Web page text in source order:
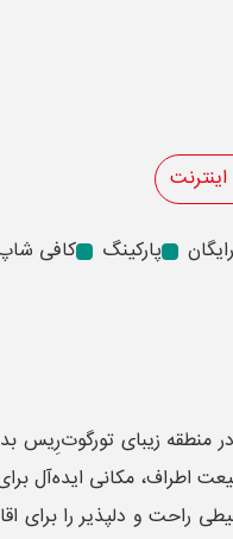
پارکینگ کافی
زیبای تورگوت‌رِیس
اطراف، مکانی ایده‌آل
و دلپذیر را برای